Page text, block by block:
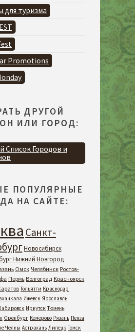
для туризма
Promotions
ДРУГОЙ
ИЛИ ГОРОД:
Список Городов и
ПОПУЛЯРНЫЕ
НА САЙТЕ:
Санкт-
Новосибирск
Нижний Новгород
Омск Челябинск Ростов-
Пермь Волгоград Красноярск
Тольятти Краснодар
Ижевск Ярославль
Иркутск Тюмень
Оренбург Кемерово Рязань Пенза
Челны Астрахань Липецк Томск